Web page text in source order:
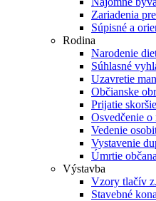
Zariadenia
Súpisné a
Rodina
Narodenie
Súhlasné
Uzavretie
Občianske
Prijatie
Osvedčenie
Vedenie
Vystavenie
Úmrtie občana
Výstavba
Vzory tlačív
Stavebné